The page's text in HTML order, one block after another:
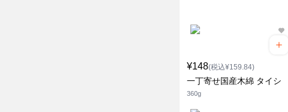
¥148(税込¥159.84)
一丁寄せ国産木綿 タイシ
360g